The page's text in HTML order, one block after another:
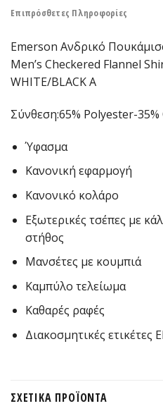
Επιπρόσθετες Πληροφορίες
Emerson Ανδρικό
Men’s Checkered Flannel
WHITE/BLACK A
Σύνθεση:65% Polyester-
Ύφασμα
Κανονική εφαρμογή
Κανονικό κολάρο
Εξωτερικές τσέπες με
στήθος
Μανσέτες με κουμπιά
Καμπύλο τελείωμα
Καθαρές ραφές
Διακοσμητικές ετικέτες
ΣΧΕΤΙΚΆ ΠΡΟΪΌΝΤΑ